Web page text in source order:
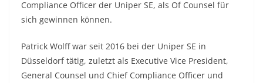
Compliance Officer der Uniper SE, als Of Counsel für
sich gewinnen können.
Patrick Wolff war seit 2016 bei der Uniper SE in
Düsseldorf tätig, zuletzt als Executive Vice President,
General Counsel und Chief Compliance Officer und